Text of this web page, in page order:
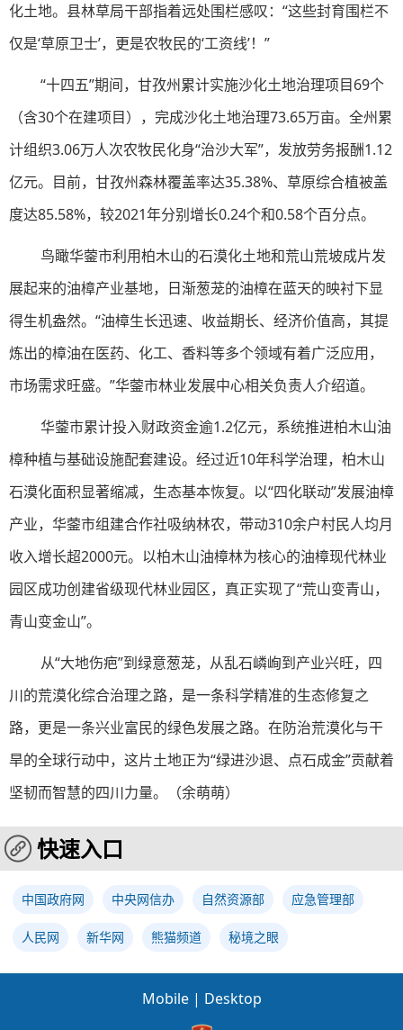
化土地。县林草局干部指着远处围栏感叹：“这些封育围栏不
仅是‘草原卫士’，更是农牧民的‘工资线’！”
“十四五”期间，甘孜州累计实施沙化土地治理项目69个
（含30个在建项目），完成沙化土地治理73.65万亩。全州累
计组织3.06万人次农牧民化身“治沙大军”，发放劳务报酬1.12
亿元。目前，甘孜州森林覆盖率达35.38%、草原综合植被盖
度达85.58%，较2021年分别增长0.24个和0.58个百分点。
鸟瞰华蓥市利用柏木山的石漠化土地和荒山荒坡成片发
展起来的油樟产业基地，日渐葱茏的油樟在蓝天的映衬下显
得生机盎然。“油樟生长迅速、收益期长、经济价值高，其提
炼出的樟油在医药、化工、香料等多个领域有着广泛应用，
市场需求旺盛。”华蓥市林业发展中心相关负责人介绍道。
华蓥市累计投入财政资金逾1.2亿元，系统推进柏木山油
樟种植与基础设施配套建设。经过近10年科学治理，柏木山
石漠化面积显著缩减，生态基本恢复。以“四化联动”发展油樟
产业，华蓥市组建合作社吸纳林农，带动310余户村民人均月
收入增长超2000元。以柏木山油樟林为核心的油樟现代林业
园区成功创建省级现代林业园区，真正实现了“荒山变青山，
青山变金山”。
从“大地伤疤”到绿意葱茏，从乱石嶙峋到产业兴旺，四
川的荒漠化综合治理之路，是一条科学精准的生态修复之
路，更是一条兴业富民的绿色发展之路。在防治荒漠化与干
旱的全球行动中，这片土地正为“绿进沙退、点石成金”贡献着
坚韧而智慧的四川力量。（余萌萌）
快速入口
中国政府网 中央网信办 自然资源部 应急管理部
人民网 新华网 熊猫频道 秘境之眼
Mobile | Desktop